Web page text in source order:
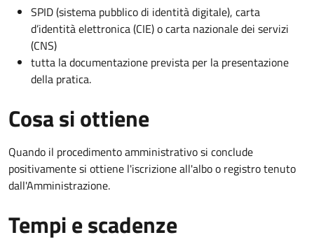
SPID (sistema pubblico di identità digitale), carta
d’identità elettronica (CIE) o carta nazionale dei servizi
(CNS)
tutta la documentazione prevista per la presentazione
della pratica.
Cosa si ottiene
Quando il procedimento amministrativo si conclude
positivamente si ottiene l'iscrizione all'albo o registro tenuto
dall'Amministrazione.
Tempi e scadenze